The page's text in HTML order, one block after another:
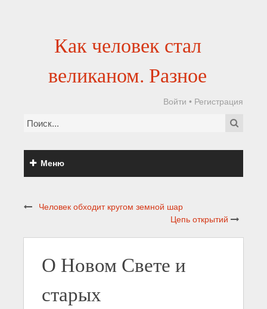
Как человек стал
великаном. Разное
Войти • Регистрация
Меню
Человек обходит кругом земной шар
Цепь открытий
О Новом Свете и
старых